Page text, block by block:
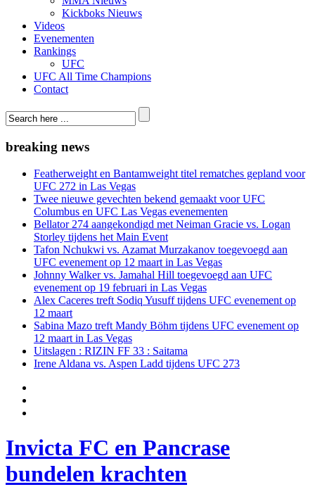
Kickboks Nieuws
Videos
Evenementen
Rankings
UFC
UFC All Time Champions
Contact
breaking news
Featherweight en Bantamweight titel rematches gepland voor
UFC 272 in Las Vegas
Twee nieuwe gevechten bekend gemaakt voor UFC
Columbus en UFC Las Vegas evenementen
Bellator 274 aangekondigd met Neiman Gracie vs. Logan
Storley tijdens het Main Event
Tafon Nchukwi vs. Azamat Murzakanov toegevoegd aan
UFC evenement op 12 maart in Las Vegas
Johnny Walker vs. Jamahal Hill toegevoegd aan UFC
evenement op 19 februari in Las Vegas
Alex Caceres treft Sodiq Yusuff tijdens UFC evenement op
12 maart
Sabina Mazo treft Mandy Böhm tijdens UFC evenement op
12 maart in Las Vegas
Uitslagen : RIZIN FF 33 : Saitama
Irene Aldana vs. Aspen Ladd tijdens UFC 273
Invicta FC en Pancrase
bundelen krachten